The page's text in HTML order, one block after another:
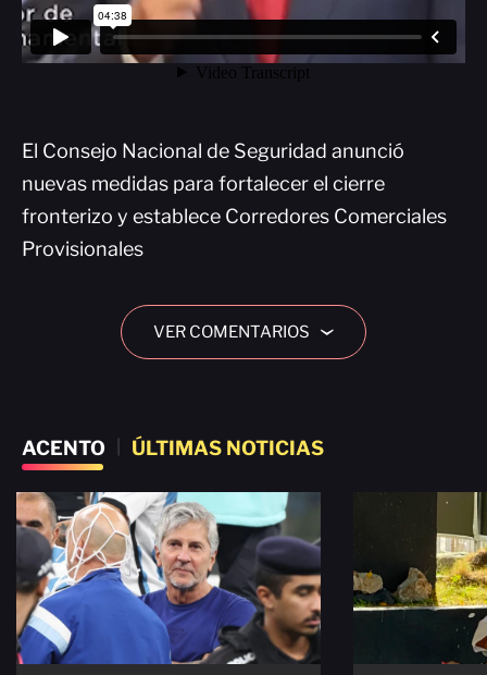
El Consejo Nacional de Seguridad anunció
nuevas medidas para fortalecer el cierre
fronterizo y establece Corredores Comerciales
Provisionales
VER COMENTARIOS ›
ACENTO ÚLTIMAS NOTICIAS